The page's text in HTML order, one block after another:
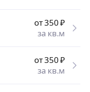
от 350₽
за кв.м
от 350₽
за кв.м